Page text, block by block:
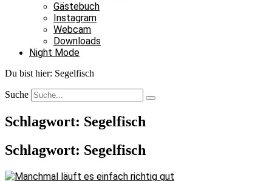
Gästebuch
Instagram
Webcam
Downloads
Night Mode
Du bist hier: Segelfisch
Suche
Schlagwort: Segelfisch
Schlagwort: Segelfisch